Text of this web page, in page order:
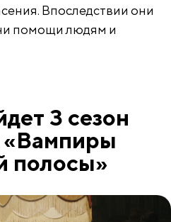
Впоследствии они
помощи людям и
3 сезон
«Вампиры
полосы»